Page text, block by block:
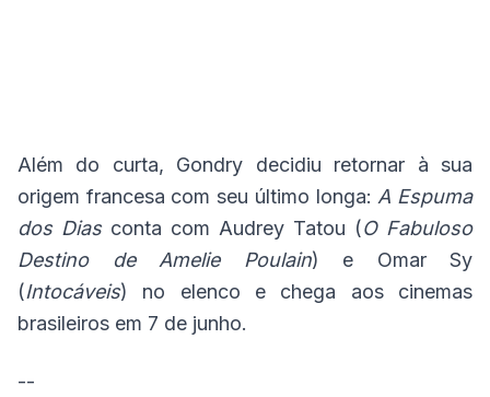
Além do curta, Gondry decidiu retornar à sua
origem francesa com seu último longa: A Espuma
dos Diasconta com Audrey Tatou (O Fabuloso
Destino de Amelie Poulain) e Omar Sy
(Intocáveis) no elenco e chega aos cinemas
brasileiros em 7 de junho.
--